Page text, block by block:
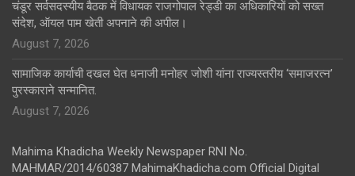
चंडूर सर्वसदस्यीय बैठक में विधायक राजगोपाल रेड्डी का अधिकारियों को सख्त
संदेश, ऑयल पाम खेती अपनाने की अपील।
August 7, 2026
सामाजिक कार्याची दखल घेत धनाजी मनोहर जोशी यांना राज्यस्तरीय ‘समाजरत्न’
पुरस्काराने सन्मानित.
August 7, 2026
Mahima Khadicha Weekly Newspaper RNI No.
MAHMAR/2014/60387 MahimaKhadicha.com Official Digital